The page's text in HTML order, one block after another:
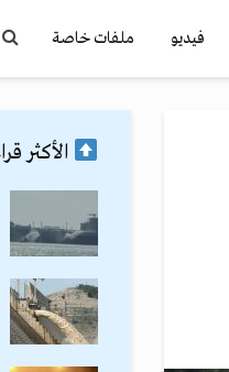
فيديو ملفات خاصة
الأكثر